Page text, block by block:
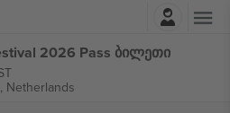
2026 Pass ბილეთი
Netherlands